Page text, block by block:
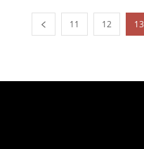
11 12 13